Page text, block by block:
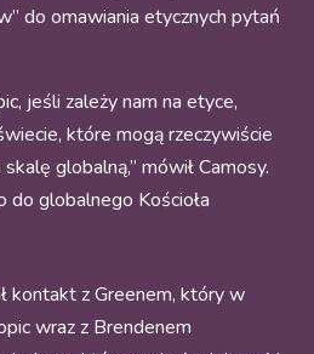
do omawiania etycznych pytań
jeśli zależy nam na etyce,
które mogą rzeczywiście
globalną,” mówił Camosy.
do globalnego Kościoła
kontakt z Greenem, który w
wraz z Brendenem